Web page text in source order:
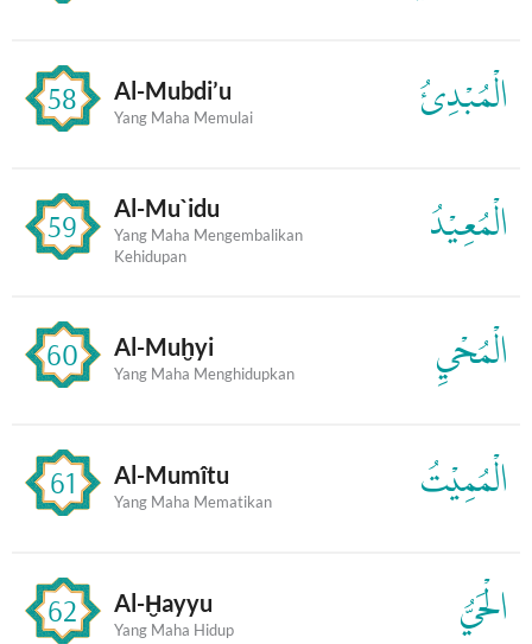
58 Al-Mubdi’u
Yang Maha Memulai الْمُبْدِئُ
59 Al-Mu`idu
Yang Maha Mengembalikan
Kehidupan
الْمُعِيْدُ
60 Al-Muḫyi
Yang Maha Menghidupkan الْمُحْيِ
61 Al-Mumîtu
Yang Maha Mematikan الْمُمِيْتُ
62 Al-Ḫayyu
Yang Maha Hidup الْحَيُّ